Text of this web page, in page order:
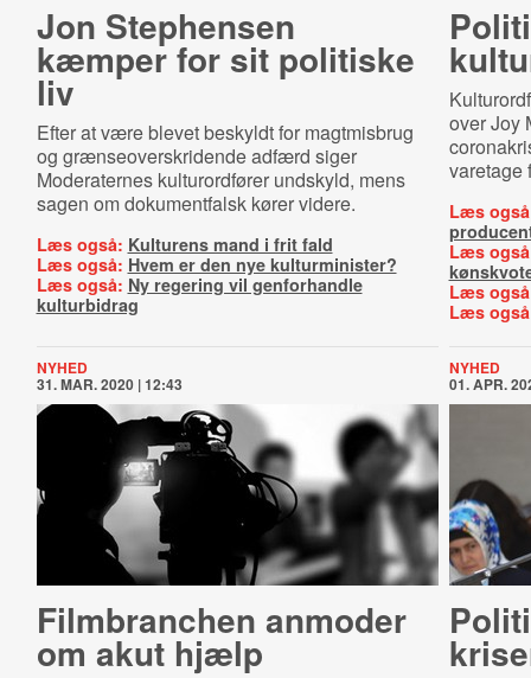
Jon Stephensen
kæmper for sit politiske
liv
Efter at være blevet beskyldt for magtmisbrug
og grænseoverskridende adfærd siger
Moderaternes kulturordfører undskyld, mens
sagen om dokumentfalsk kører videre.
Læs også: Kulturens mand i frit fald
Læs også: Hvem er den nye kulturminister?
Læs også: Ny regering vil genforhandle
kulturbidrag
over Joy
varetage
Læs
Læs
Læs
Læs
NYHED
31. MAR. 2020 | 12:43
Filmbranchen anmoder
om akut hjælp
NYHED
01. APR.